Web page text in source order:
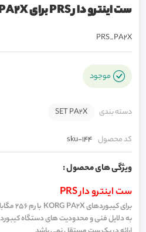
ست اینترو دار PRS برای PA2X
PRS_PA2X
موجود
دسته بندی SET PA2X
کد محصول sku-144
ویژگی های محصول :
ست اینترو دار PRS
برای کیبوردهای KORG PA2X با رم 256 مگابایت